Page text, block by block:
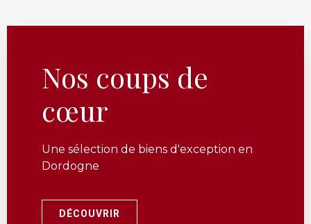
Nos coups de
cœur
Une sélection de biens d'exception en
Dordogne
DÉCOUVRIR